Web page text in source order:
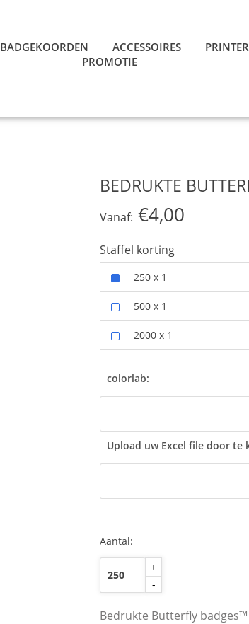
BADGEKOORDEN ACCESSOIRES
PROMOTIE
BEDRUKTE
Vanaf: €4,00
Staffel korting
250 x 1
500 x 1
2000 x 1
colorlab:
Upload uw Excel file door te
Aantal:
+
-
Bedrukte Butterfly